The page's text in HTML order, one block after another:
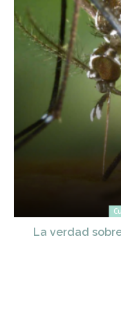
La verdad